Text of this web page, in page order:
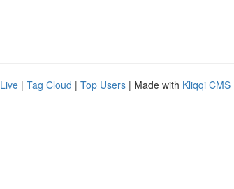
Live | Tag Cloud | Top Users | Made with Kliqqi CMS